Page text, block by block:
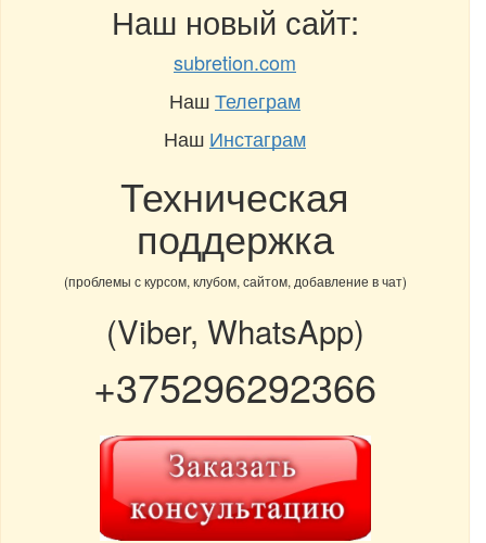
Наш новый сайт:
subretion.com
НашТелеграм
Наш Инстаграм
Техническая
поддержка
(проблемы с курсом, клубом, сайтом, добавление в чат)
(Viber, WhatsApp)
+375296292366